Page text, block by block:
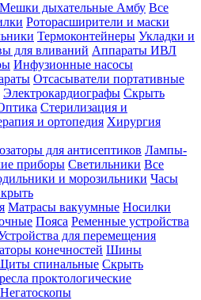
Мешки дыхательные Амбу Все
Роторасширители и маски
Термоконтейнеры Укладки и
для вливаний Аппараты ИВЛ
Инфузионные насосы
Отсасыватели портативные
Электрокардиографы Скрыть
Стерилизация и
и ортопедия Хирургия
для антисептиков Лампы-
приборы Светильники Все
и морозильники Часы
Матрасы вакуумные Носилки
Пояса Ременные устройства
для перемещения
конечностей Шины
спинальные Скрыть
проктологические
Негатоскопы